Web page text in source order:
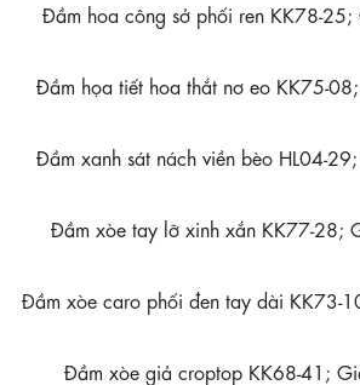
Đầm hoa công sở phối ren KK78-
Đầm họa tiết hoa thắt nơ eo KK75-
Đầm xanh sát nách viền bèo HL04-
Đầm xòe tay lỡ xinh xắn KK77-
Đầm xòe caro phối đen tay dài
Đầm xòe giả croptop KK68-41;